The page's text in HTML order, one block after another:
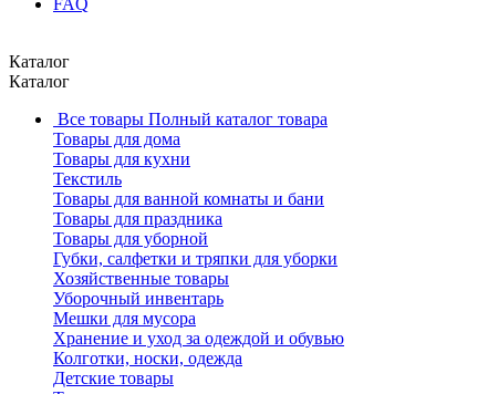
FAQ
Каталог
Каталог
Все товары Полный каталог товара
Товары для дома
Товары для кухни
Текстиль
Товары для ванной комнаты и бани
Товары для праздника
Товары для уборной
Губки, салфетки и тряпки для уборки
Хозяйственные товары
Уборочный инвентарь
Мешки для мусора
Хранение и уход за одеждой и обувью
Колготки, носки, одежда
Детские товары